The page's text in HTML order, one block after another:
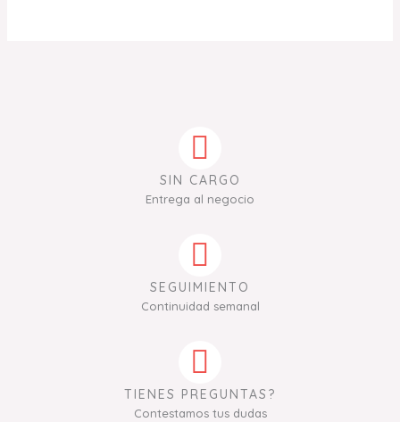
SIN CARGO
Entrega al negocio
SEGUIMIENTO
Continuidad semanal
TIENES PREGUNTAS?
Contestamos tus dudas